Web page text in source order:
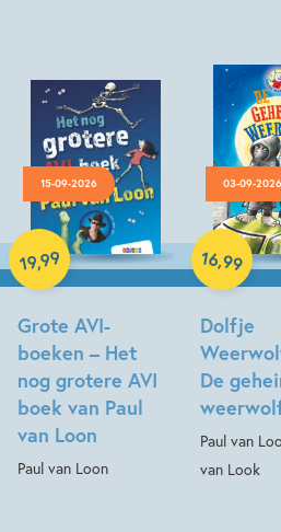
15-09-2026
Grote AVI-
boeken – Het
nog grotere AVI
boek van Paul
van Loon
Paul van Loon
19,99
Hardcover
03-09-2026
Dolfje
De
Paul van
van Look
16,99
Hardcover